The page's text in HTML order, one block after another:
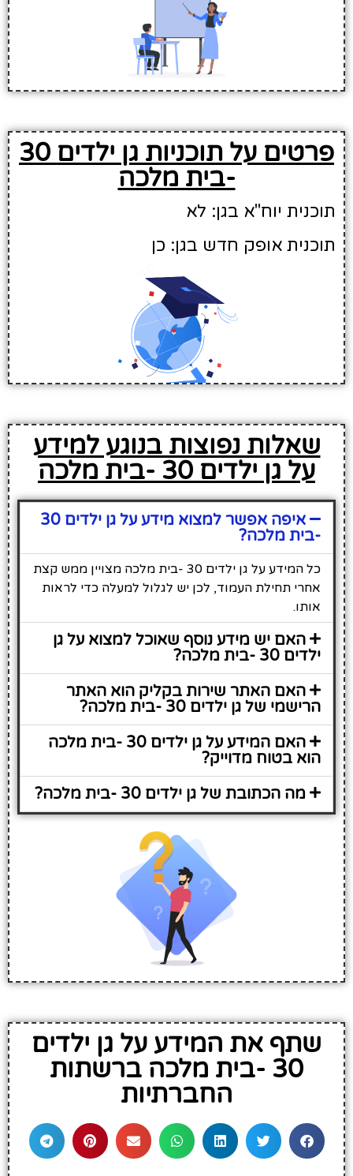
פרטים על תוכניות גן ילדים 30
-בית מלכה
תוכנית יוח"א בגן: לא
תוכנית אופק חדש בגן: כן
שאלות נפוצות בנוגע למידע
על גן ילדים 30 -בית מלכה
איפה אפשר למצוא מידע על גן ילדים 30
-בית מלכה?
כל המידע על גן ילדים 30 -בית מלכה מצויין ממש קצת
אחרי תחילת העמוד, לכן יש לגלול למעלה כדי לראות
אותו.
האם יש מידע נוסף שאוכל למצוא על גן
ילדים 30 -בית מלכה?
האם האתר שירות בקליק הוא האתר
הרישמי של גן ילדים 30 -בית מלכה?
האם המידע על גן ילדים 30 -בית מלכה
הוא בטוח מדוייק?
מה הכתובת של גן ילדים 30 -בית מלכה?
שתף את המידע על גן ילדים
30 -בית מלכה ברשתות
החברתיות